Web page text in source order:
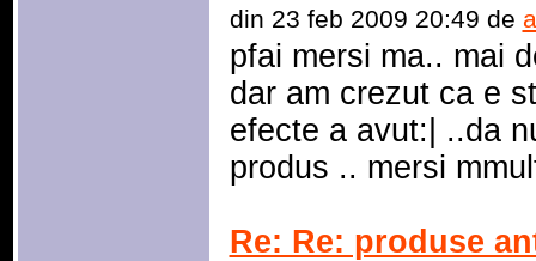
din 23 feb 2009 20:49 de
pfai mersi ma.. mai
dar am crezut ca e
efecte a avut:| ..da
produs .. mersi
Re: Re: produse